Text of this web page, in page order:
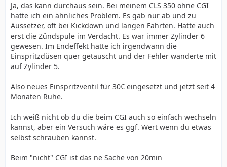
Ja, das kann durchaus sein. Bei meinem CLS 350 ohne CGI
hatte ich ein ähnliches Problem. Es gab nur ab und zu
Aussetzer, oft bei Kickdown und langen Fahrten. Hatte auch
erst die Zündspule im Verdacht. Es war immer Zylinder 6
gewesen. Im Endeffekt hatte ich irgendwann die
Einspritzdüsen quer getauscht und der Fehler wanderte mit
auf Zylinder 5.
Also neues Einspritzventil für 30€ eingesetzt und jetzt seit 4
Monaten Ruhe.
Ich weiß nicht ob du die beim CGI auch so einfach wechseln
kannst, aber ein Versuch wäre es ggf. Wert wenn du etwas
selbst schrauben kannst.
Beim "nicht" CGI ist das ne Sache von 20min